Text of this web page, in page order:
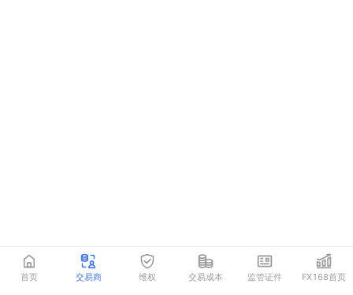
首页 交易商 维权 交易成本 监管证件 FX168首页